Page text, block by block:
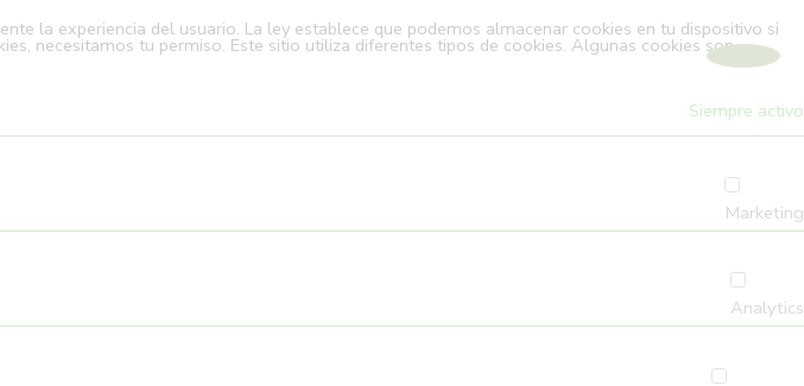
la experiencia del usuario. La ley establece que podemos almacenar cookies en tu dispositivo si
necesitamos tu permiso. Este sitio utiliza diferentes tipos de cookies. Algunas cookies son
Siempre activo
Marketing
Analytics